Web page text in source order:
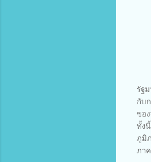
รัฐ
กับ
ขอ
ทั้ง
ภูมิ
ภา